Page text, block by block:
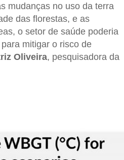
mudanças no uso da terra
das florestas, e as
o setor de saúde poderia
mitigar o risco de
Oliveira, pesquisadora da